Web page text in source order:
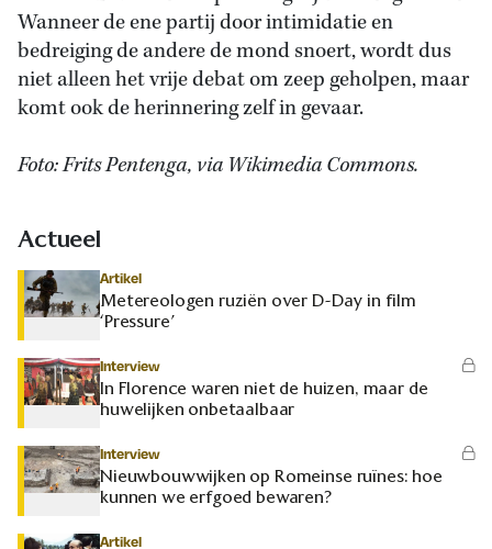
Wanneer de ene partij door intimidatie en
bedreiging de andere de mond snoert, wordt dus
niet alleen het vrije debat om zeep geholpen, maar
komt ook de herinnering zelf in gevaar.
Foto: Frits Pentenga, via Wikimedia Commons.
Actueel
Artikel
Metereologen ruziën over D-Day in film
‘Pressure’
Interview
In Florence waren niet de huizen, maar de
huwelijken onbetaalbaar
Interview
Nieuwbouwwijken op Romeinse ruïnes: hoe
kunnen we erfgoed bewaren?
Artikel